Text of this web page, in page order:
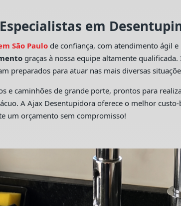
em
São Paulo de confiança, com atendimento ágil
graças à nossa equipe altamente
preparados para atuar nas mais diversas
e caminhões de grande porte, prontos para
A Ajax Desentupidora oferece o melhor
um orçamento sem compromisso!